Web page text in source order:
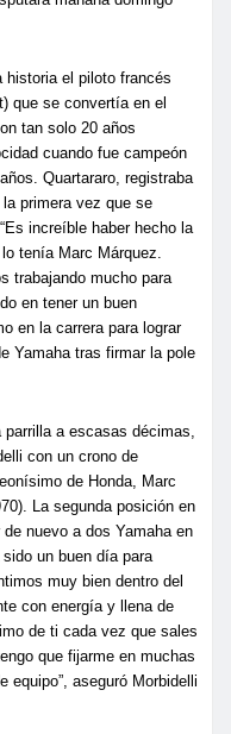
historia el piloto francés
que se convertía en el
tan solo 20 años
cuando fue campeón
Quartararo, registraba
primera vez que se
increíble haber hecho la
tenía Marc Márquez.
trabajando mucho para
en tener un buen
en la carrera para lograr
Yamaha tras firmar la pole
a escasas décimas,
con un crono de
de Honda, Marc
La segunda posición en
nuevo a dos Yamaha en
un buen día para
muy bien dentro del
con energía y llena de
de ti cada vez que sales
que fijarme en muchas
equipo”, aseguró Morbidelli